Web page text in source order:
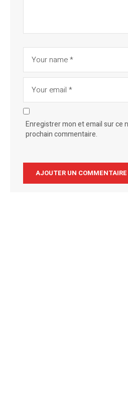
Enregistrer mon et email sur ce
prochain commentaire.